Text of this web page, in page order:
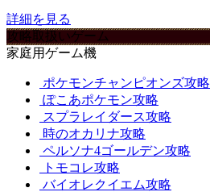
詳細を見る
攻略取扱いゲーム
家庭用ゲーム機
ポケモンチャンピオンズ攻略
ぽこあポケモン攻略
スプラレイダース攻略
時のオカリナ攻略
ペルソナ4ゴールデン攻略
トモコレ攻略
バイオレクイエム攻略